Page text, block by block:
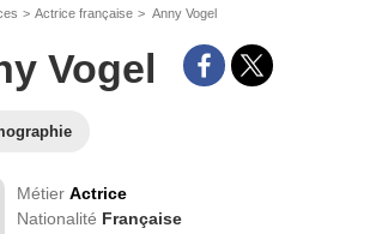
Actrice française Anny Vogel
Vogel
MétierActrice
Nationalité Française